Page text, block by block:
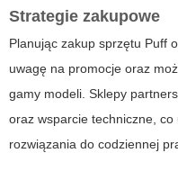
Strategie zakupowe
Planując zakup sprzętu Puff
uwagę na promocje oraz
gamy modeli. Sklepy
oraz wsparcie techniczne, co
rozwiązania do codziennej